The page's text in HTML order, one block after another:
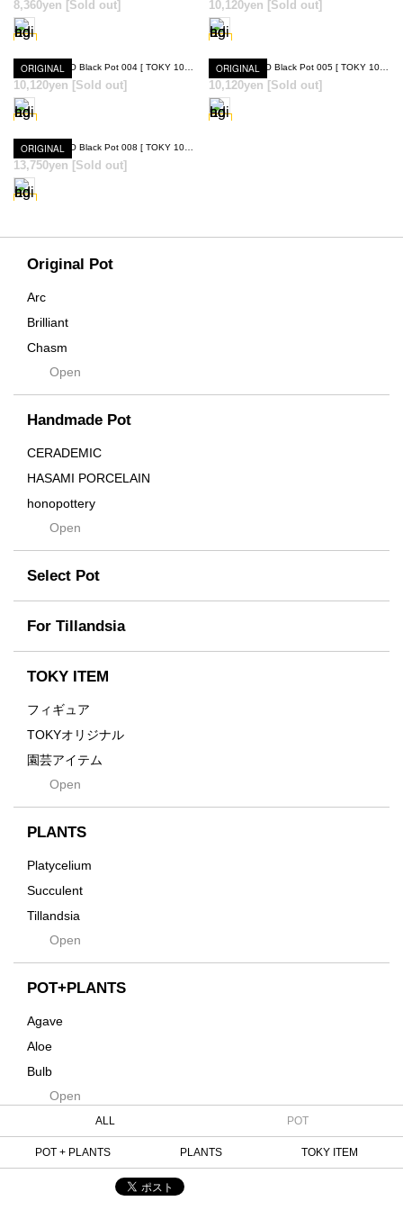
Original Pot
Arc
Brilliant
Chasm
Contra
Cream
Crown
Distortion
Drop
DUNE
Flames
For
Former
Fused
Earth
emeth
Enhance
Grid
Innocence
Kodama
Native
Progress
Quartz
RAKU
Rock
Open
Handmade Pot
CERADEMIC
HASAMI PORCELAIN
honopottery
nocturne
tamanhayat
TETSUYA OZAWA
Scratch
Takehiro Ito
Yuya Iha
Open
Select Pot
For Tillandsia
TOKY ITEM
フィギュア
TOKYオリジナル
園芸アイテム
土・化粧石・活力剤
インテリア・デザイン雑貨
Tシャツ・バッグ
その他
Open
PLANTS
Platycelium
Succulent
Tillandsia
SeedsOpen
POT+PLANTS
Agave
Aloe
Bulb
Cactus
Cycas
Euphorbia
Open
8,360yen [Sold out] 10,120yen [Sold out]
ORIGINAL
10,120yen [Sold out]
ORIGINAL
10,120yen [Sold out]
ORIGINAL
13,750yen [Sold out]
ALL POT
POT + PLANTS PLANTS TOKY ITEM